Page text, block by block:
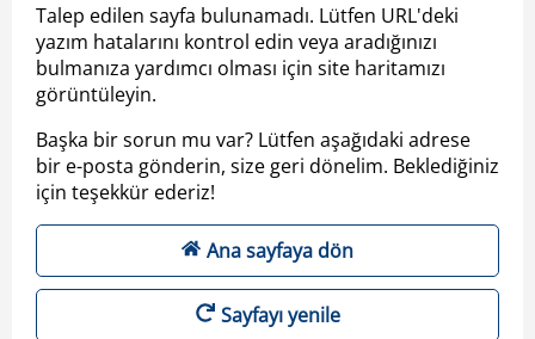
Talep edilen sayfa bulunamadı. Lütfen URL'deki
yazım hatalarını kontrol edin veya aradığınızı
bulmanıza yardımcı olması için site haritamızı
görüntüleyin.
Başka bir sorun mu var? Lütfen aşağıdaki adrese
bir e-posta gönderin, size geri dönelim. Beklediğiniz
için teşekkür ederiz!
Ana sayfaya dön
Sayfayı yenile